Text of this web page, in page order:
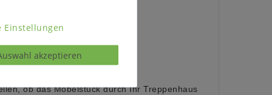
schwarzem Metall
ob das Möbelstück durch Ihr Treppenhaus
Einstellungen
akzeptieren